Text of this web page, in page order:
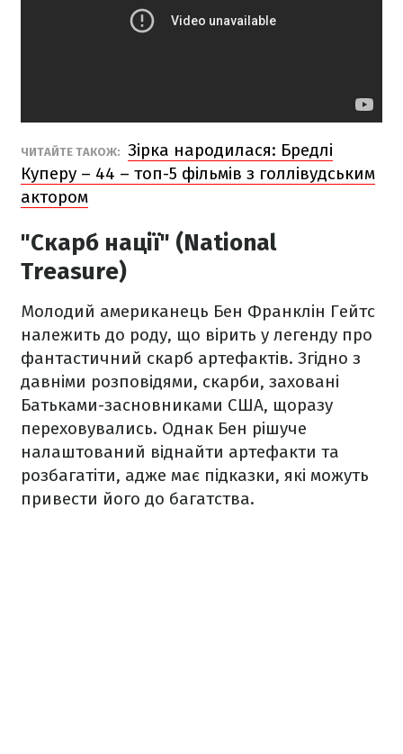
ЧИТАЙТЕ ТАКОЖ: Зірка народилася: Бредлі
Куперу – 44 – топ-5 фільмів з голлівудським
актором
"Скарб нації" (National
Treasure)
Молодий американець Бен Франклін Гейтс
належить до роду, що вірить у легенду про
фантастичний скарб артефактів. Згідно з
давніми розповідями, скарби, заховані
Батьками-засновниками США, щоразу
переховувались. Однак Бен рішуче
налаштований віднайти артефакти та
розбагатіти, адже має підказки, які можуть
привести його до багатства.